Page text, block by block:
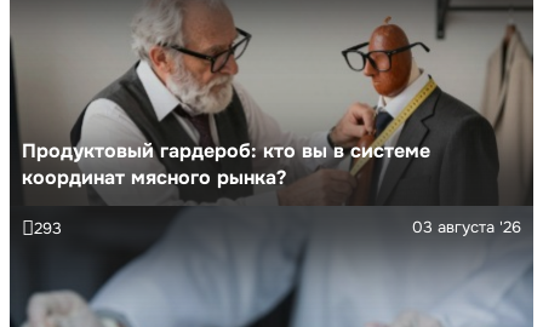
Продуктовый гардероб: кто вы в системе
координат мясного рынка?
03 августа '26
293